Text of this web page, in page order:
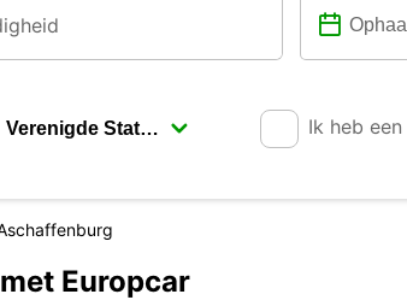
Ik heb een
Europcar